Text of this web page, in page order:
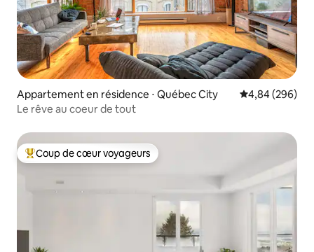
Appartement en résidence ⋅ Québec City Évaluation
4,84 (296)
Le rêve au coeur de tout
Coups de cœur voyageurs les plus appréciés
Coup de cœur voyageurs